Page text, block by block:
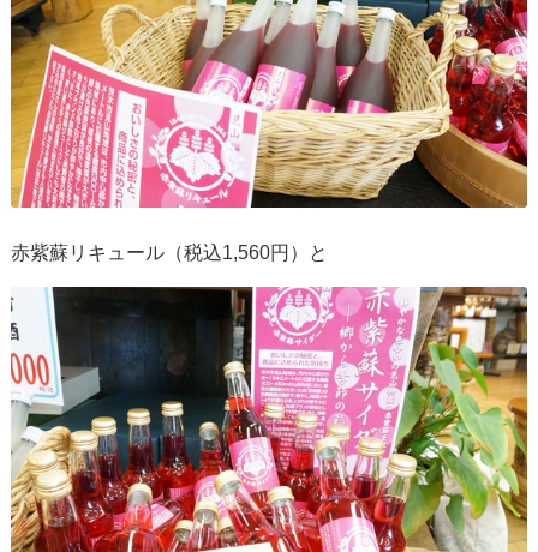
赤紫蘇リキュール（税込1,560円）と